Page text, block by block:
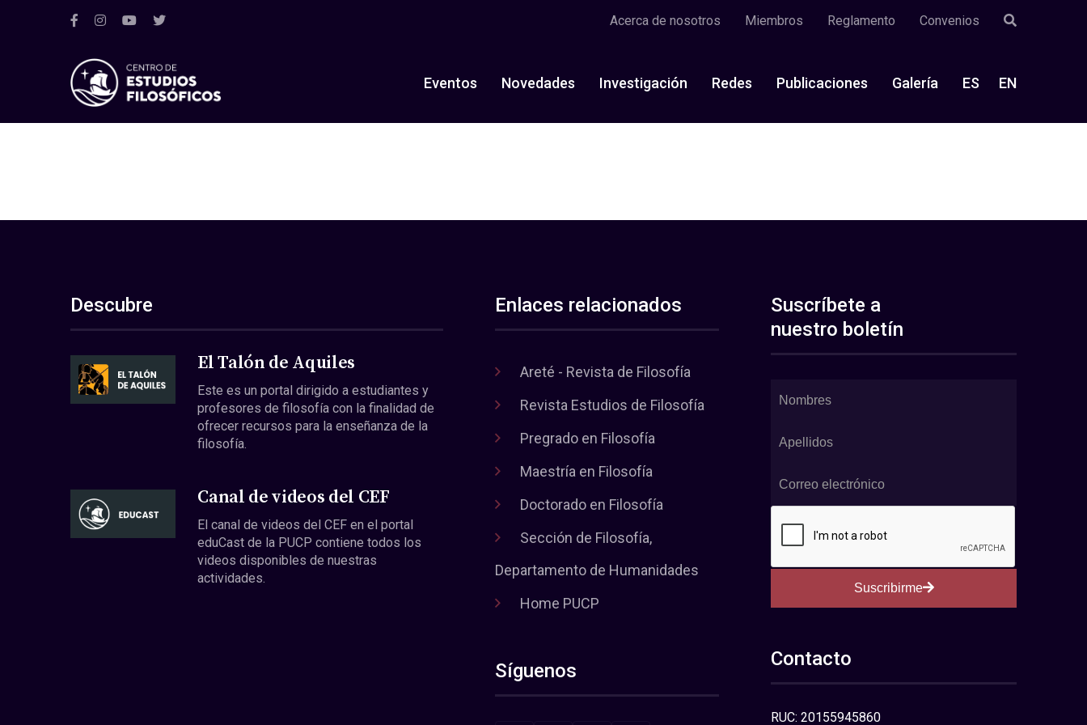
Acerca de nosotros Miembros Reglamento Convenios
Eventos Novedades Investigación Redes Publicaciones Galería ES EN
Descubre
El Talón de Aquiles
Este es un portal dirigido a estudiantes y
profesores de filosofía con la finalidad de
ofrecer recursos para la enseñanza de la
filosofía.
Canal de videos del CEF
El canal de videos del CEF en el portal
eduCast de la PUCP contiene todos los
videos disponibles de nuestras
actividades.
Enlaces relacionados
Areté - Revista de Filosofía
Revista Estudios de Filosofía
Pregrado en Filosofía
Maestría en Filosofía
Doctorado en Filosofía
Sección de Filosofía,
Departamento de Humanidades
Home PUCP
Síguenos
Suscríbete a
nuestro boletín
Suscribirme
Contacto
RUC: 20155945860